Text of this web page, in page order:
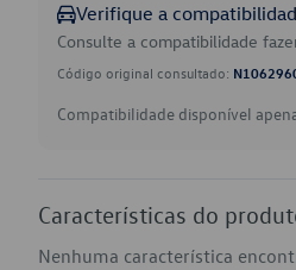
Verifique a
Consulte a compatibilidade
Código original consultado:
Compatibilidade disponível
Características do
Nenhuma característica